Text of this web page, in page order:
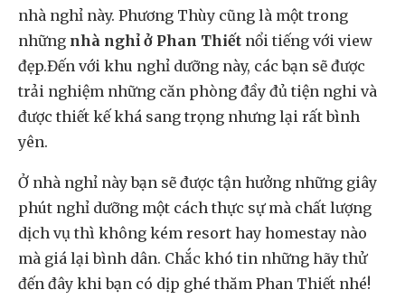
nhà nghỉ này. Phương Thùy cũng là một trong
những nhà nghỉ ở Phan Thiết nổi tiếng với view
đẹp.Đến với khu nghỉ dưỡng này, các bạn sẽ được
trải nghiệm những căn phòng đầy đủ tiện nghi và
được thiết kế khá sang trọng nhưng lại rất bình
yên.
Ở nhà nghỉ này bạn sẽ được tận hưởng những giây
phút nghỉ dưỡng một cách thực sự mà chất lượng
dịch vụ thì không kém resort hay homestay nào
mà giá lại bình dân. Chắc khó tin những hãy thử
đến đây khi bạn có dịp ghé thăm Phan Thiết nhé!